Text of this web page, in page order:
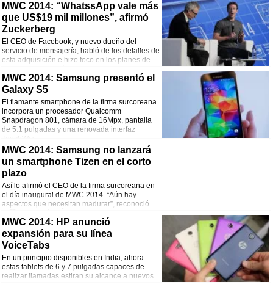
¡Comparte esta noticia!
Facebook
TwitterWhatsApp
MWC 2014: “WhatssApp vale más
que US$19 mil millones”, afirmó
Zuckerberg
El CEO de Facebook, y nuevo dueño del
servicio de mensajería, habló de los detalles de
esta adquisición e hizo foco en los planes de
Comentarios
¡Comparte esta noticia!
Facebook
Twitter
WhatsApp
Email
MWC 2014: Samsung presentó el
Galaxy S5
El flamante smartphone de la firma surcoreana
incorpora un procesador Qualcomm
Snapdragon 801, cámara de 16Mpx, pantalla
de 5.1 pulgadas y una renovada interfaz
TouchWiz.
Comentarios
¡Comparte esta noticia!
Facebook
Twitter
WhatsApp
Email
MWC 2014: Samsung no lanzará
un smartphone Tizen en el corto
plazo
Así lo afirmó el CEO de la firma surcoreana en
el día inaugural de MWC 2014. “Aún hay
aspectos que necesitan madurar”, reconoció.
¡Comparte esta noticia!
Facebook
Twitter
WhatsApp
Email
MWC 2014: HP anunció
expansión para su línea
VoiceTabs
En un principio disponibles en India, ahora
estas tablets de 6 y 7 pulgadas capaces de
realizar llamadas estiran su alcance a nuevos